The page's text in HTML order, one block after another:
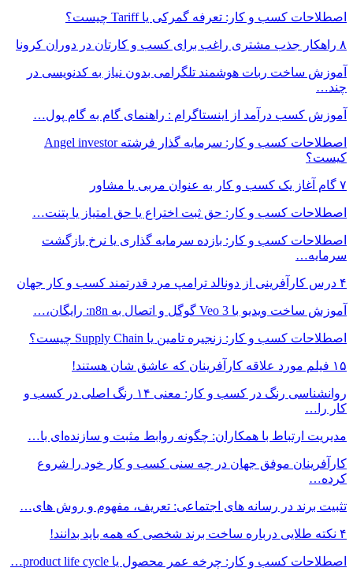
اصطلاحات کسب و کار: تعرفه گمرکی یا Tariff چیست؟
۸ راهکار جذب مشتری راغب برای کسب و کارتان در دوران کرونا
آموزش ساخت ربات هوشمند تلگرامی بدون نیاز به کدنویسی در
چند…
آموزش کسب درآمد از اینستاگرام : راهنمای گام به گام پول…
اصطلاحات کسب و کار: سرمایه گذار فرشته Angel investor
کیست؟
۷ گام آغاز یک کسب و کار به عنوان مربی یا مشاور
اصطلاحات کسب و کار: حق ثبت اختراع یا حق امتیاز یا پتنت…
اصطلاحات کسب و کار: بازده سرمایه گذاری یا نرخ بازگشت
سرمایه…
۴ درس کارآفرینی از دونالد ترامپ مرد قدرتمند کسب و کار جهان
آموزش ساخت ویدیو با Veo 3 گوگل و اتصال به n8n: رایگان،…
اصطلاحات کسب و کار: زنجیره تامین یا Supply Chain چیست؟
۱۵ فیلم مورد علاقه کارآفرینان که عاشق شان هستند!
روانشناسی رنگ در کسب و کار: معنی ۱۴ رنگ اصلی در کسب و
کار را…
مدیریت ارتباط با همکاران: چگونه روابط مثبت و سازنده‌ای با…
کارآفرینان موفق جهان در چه سنی کسب و کار خود را شروع
کرده…
تثبیت برند در رسانه های اجتماعی: تعریف، مفهوم و روش های…
۴ نکته طلایی درباره ساخت برند شخصی که همه باید بدانند!
اصطلاحات کسب و کار: چرخه عمر محصول یا product life cycle…